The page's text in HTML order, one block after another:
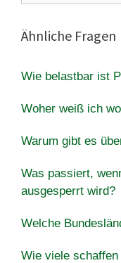
Ähnliche Fragen
Wie belastbar ist
Woher weiß ich
Warum gibt es
Was passiert,
ausgesperrt wird?
Welche
Wie viele